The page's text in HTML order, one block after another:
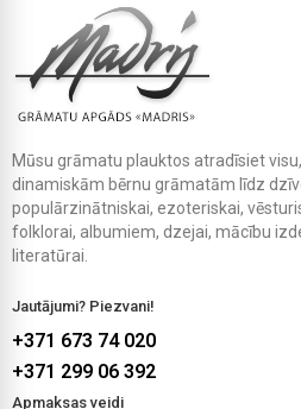
Mūsu grāmatu plauktos atradīsiet
dinamiskām bērnu grāmatām līdz
populārzinātniskai, ezoteriskai,
folklorai, albumiem, dzejai, mācību
literatūrai.
Jautājumi? Piezvani!
+371 673 74 020
+371 299 06 392
Apmaksas veidi